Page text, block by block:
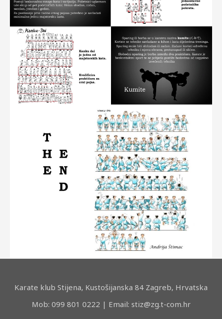
Karate klub Stijena, Kustošijanska 84 Zagreb, Hrvatska
Mob: 099 801 0222 | Email: stiz@zg.t-com.hr